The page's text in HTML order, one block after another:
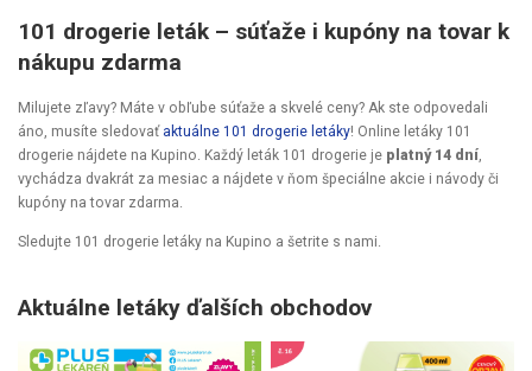
101 drogerie leták – súťaže i kupóny na tovar k
nákupu zdarma
Milujete zľavy? Máte v obľube súťaže a skvelé ceny? Ak ste odpovedali
áno, musíte sledovať aktuálne 101 drogerie letáky! Online letáky 101
drogerie nájdete na Kupino. Každý leták 101 drogerie je platný 14 dní,
vychádza dvakrát za mesiac a nájdete v ňom špeciálne akcie i návody či
kupóny na tovar zdarma.
Sledujte 101 drogerie letáky na Kupino a šetrite s nami.
Aktuálne letáky ďalších obchodov